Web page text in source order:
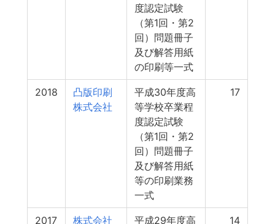
度認定試験
（第1回・第2
回）問題冊子
及び解答用紙
の印刷等一式
2018
凸版印刷
株式会社
平成30年度高
等学校卒業程
度認定試験
（第1回・第2
回）問題冊子
及び解答用紙
等の印刷業務
一式
17
2017 株式会社 平成29年度高 14